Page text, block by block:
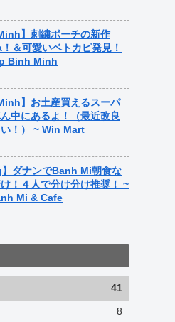
】刺繍ポーチの新作
＆可愛いベトカピ発見！
Binh Minh
】お土産買えるスーパ
中にあるよ！（最近改良
！） ~ Win Mart
】ダナンでBanh Mi朝食な
！４人で分け分け推奨！ ~
Mi & Cafe
41
8